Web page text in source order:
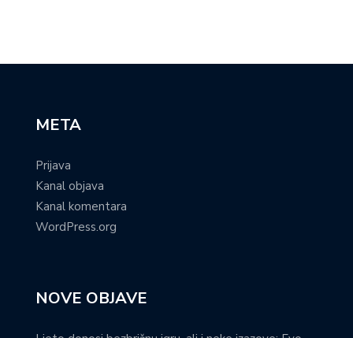
META
Prijava
Kanal objava
Kanal komentara
WordPress.org
NOVE OBJAVE